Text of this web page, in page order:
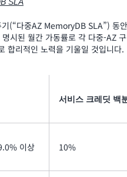
(“다중AZ MemoryDB SLA”) 동
시된 월간 가동률로 각 다중-AZ
합리적인 노력을 기울일 것입니다.
서비스 크레딧 백
이상 10%